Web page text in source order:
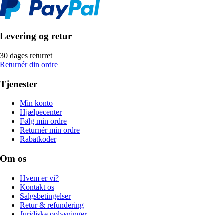
Levering og retur
30 dages returret
Returnér din ordre
Tjenester
Min konto
Hjælpecenter
Følg min ordre
Returnér min ordre
Rabatkoder
Om os
Hvem er vi?
Kontakt os
Salgsbetingelser
Retur & refundering